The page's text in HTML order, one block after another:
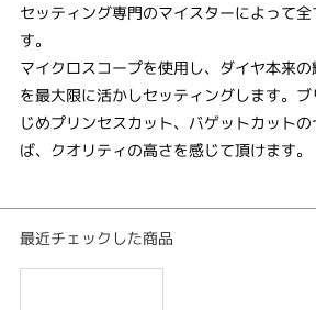
セッティング専門のマイスターによって​
す。
マイクロスコープを使用し、ダイヤ本来
を最大限に活かしセッティングします。​
じめプリンセスカット、バゲットカット
ば、クオリティの高さを感じて頂けます。
最近チェックした商品